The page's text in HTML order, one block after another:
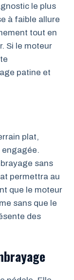
le plus
à faible allure
tout en
Si le moteur
patine et
plat,
engagée.
sans
permettra au
que le moteur
sans que le
des